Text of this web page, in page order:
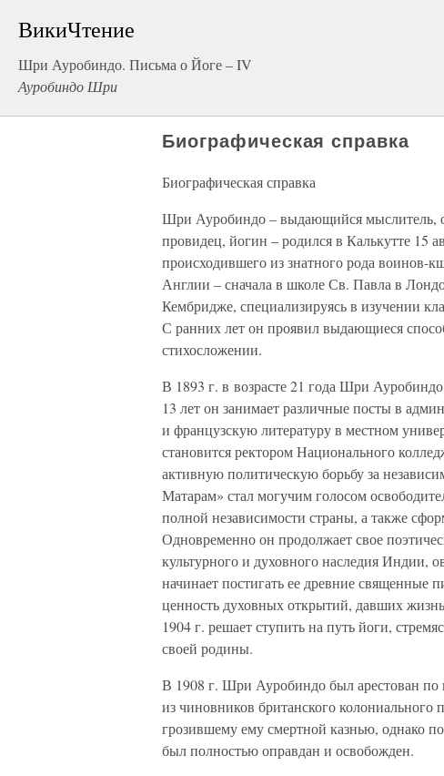
ВикиЧтение
Шри Ауробиндо. Письма о Йоге – IV
Ауробиндо Шри
Биографическая справка
Биографическая справка
Шри Ауробиндо – выдающийся мыслитель,
провидец, йогин – родился в Калькутте 15
происходившего из знатного рода воинов-
Англии – сначала в школе Св. Павла в
Кембридже, специализируясь в изучении
С ранних лет он проявил выдающиеся
стихосложении.
В 1893 г. в возрасте 21 года Шри
13 лет он занимает различные посты в
и французскую литературу в местном
становится ректором Национального
активную политическую борьбу за
Матарам» стал могучим голосом
полной независимости страны, а также
Одновременно он продолжает свое
культурного и духовного наследия Индии,
начинает постигать ее древние священные
ценность духовных открытий, давших
1904 г. решает ступить на путь йоги,
своей родины.
В 1908 г. Шри Ауробиндо был арестован
из чиновников британского колониального
грозившему ему смертной казнью, однако
был полностью оправдан и освобожден.